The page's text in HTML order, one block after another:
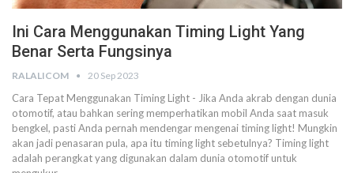
Ini Cara Menggunakan Timing Light Yang
Benar Serta Fungsinya
RALALICOM 20 Sep 2023
Cara Tepat Menggunakan Timing Light - Jika Anda akrab dengan dunia
otomotif, atau bahkan sering memperhatikan mobil Anda saat masuk
bengkel, pasti Anda pernah mendengar mengenai timing light! Mungkin
akan jadi penasaran pula, apa itu timing light sebetulnya? Timing light
adalah perangkat yang digunakan dalam dunia otomotif untuk